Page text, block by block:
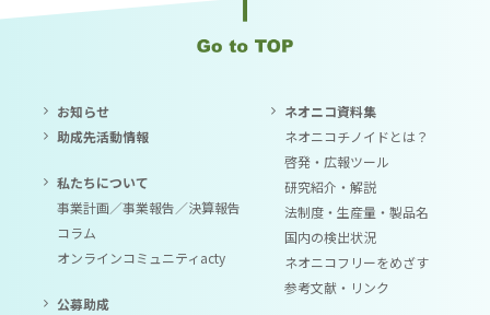
お知らせ
助成先活動情報
私たちについて
事業計画／事業報告／決算報告
コラム
オンラインコミュニティacty
公募助成
ネオニコ資料集
ネオニコチノイドとは？
啓発・広報ツール
研究紹介・解説
法制度・生産量・製品名
国内の検出状況
ネオニコフリーをめざす
参考文献・リンク